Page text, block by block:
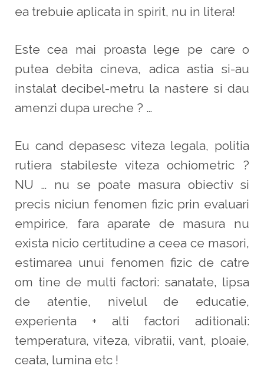
ea trebuie aplicata in spirit, nu in litera!
Este cea mai proasta lege pe care o
putea debita cineva, adica astia si-au
instalat decibel-metru la nastere si dau
amenzi dupa ureche ? …
Eu cand depasesc viteza legala, politia
rutiera stabileste viteza ochiometric ?
NU … nu se poate masura obiectiv si
precis niciun fenomen fizic prin evaluari
empirice, fara aparate de masura nu
exista nicio certitudine a ceea ce masori,
estimarea unui fenomen fizic de catre
om tine de multi factori: sanatate, lipsa
de atentie, nivelul de educatie,
experienta + alti factori aditionali:
temperatura, viteza, vibratii, vant, ploaie,
ceata, lumina etc !